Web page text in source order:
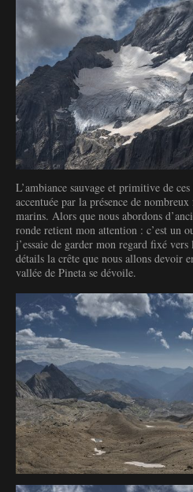
L’ambiance sauvage et primitive de
accentuée par la présence de
marins. Alors que nous abordons
ronde retient mon attention : c’est un
j’essaie de garder mon regard fixé
détails la crête que nous allons devoir
vallée de Pineta se dévoile.